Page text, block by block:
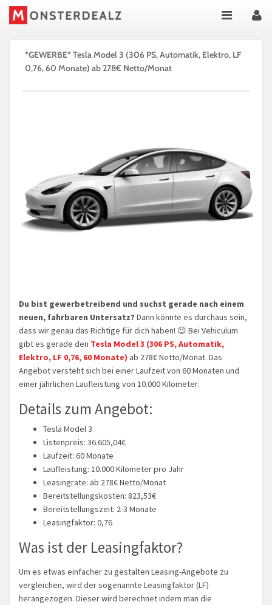
*GEWERBE* Tesla Model 3 (306 PS, Automatik, Elektro, LF
0,76, 60 Monate) ab 278€ Netto/Monat
Du bist gewerbetreibend und suchst gerade nach einem
neuen, fahrbaren Untersatz? Dann könnte es durchaus sein,
dass wir genau das Richtige für dich haben! 😉 Bei Vehiculum
gibt es gerade den Tesla Model 3 (306 PS, Automatik,
Elektro, LF 0,76, 60 Monate) ab 278€ Netto/Monat. Das
Angebot versteht sich bei einer Laufzeit von 60 Monaten und
einer jährlichen Laufleistung von 10.000 Kilometer.
Details zum Angebot:
Tesla Model 3
Listenpreis: 36.605,04€
Laufzeit: 60 Monate
Laufleistung: 10.000 Kilometer pro Jahr
Leasingrate: ab 278€ Netto/Monat
Bereitstellungskosten: 823,53€
Bereitstellungszeit: 2-3 Monate
Leasingfaktor: 0,76
Was ist der Leasingfaktor?
Um es etwas einfacher zu gestalten Leasing-Angebote zu
vergleichen, wird der sogenannte Leasingfaktor (LF)
herangezogen. Dieser wird berechnet indem man die